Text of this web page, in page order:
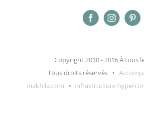
Copyright 2010 - 2016 À tous
Tous droits réservés •
makhila.com • Infrastructure